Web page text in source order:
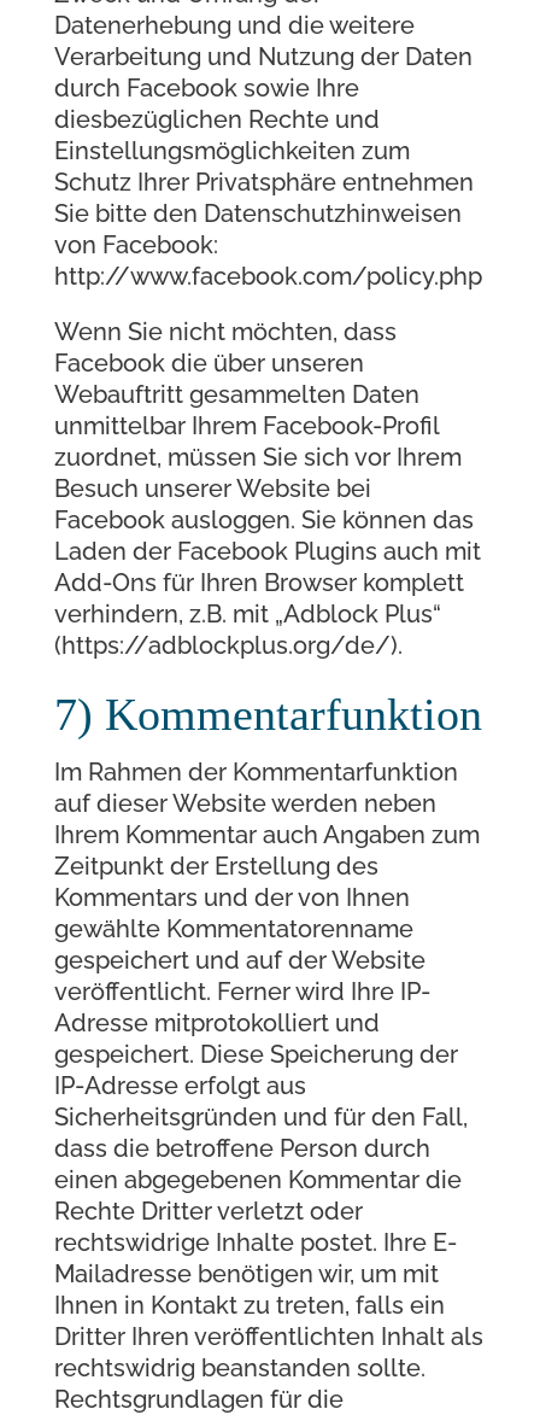
Datenerhebung und die weitere
Verarbeitung und Nutzung der Daten
durch Facebook sowie Ihre
diesbezüglichen Rechte und
Einstellungsmöglichkeiten zum
Schutz Ihrer Privatsphäre entnehmen
Sie bitte den Datenschutzhinweisen
von Facebook:
http://www.facebook.com/policy.php
Wenn Sie nicht möchten, dass
Facebook die über unseren
Webauftritt gesammelten Daten
unmittelbar Ihrem Facebook-Profil
zuordnet, müssen Sie sich vor Ihrem
Besuch unserer Website bei
Facebook ausloggen. Sie können das
Laden der Facebook Plugins auch mit
Add-Ons für Ihren Browser komplett
verhindern, z.B. mit „Adblock Plus“
(https://adblockplus.org/de/).
7) Kommentarfunktion
Im Rahmen der Kommentarfunktion
auf dieser Website werden neben
Ihrem Kommentar auch Angaben zum
Zeitpunkt der Erstellung des
Kommentars und der von Ihnen
gewählte Kommentatorenname
gespeichert und auf der Website
veröffentlicht. Ferner wird Ihre IP-
Adresse mitprotokolliert und
gespeichert. Diese Speicherung der
IP-Adresse erfolgt aus
Sicherheitsgründen und für den Fall,
dass die betroffene Person durch
einen abgegebenen Kommentar die
Rechte Dritter verletzt oder
rechtswidrige Inhalte postet. Ihre E-
Mailadresse benötigen wir, um mit
Ihnen in Kontakt zu treten, falls ein
Dritter Ihren veröffentlichten Inhalt als
rechtswidrig beanstanden sollte.
Rechtsgrundlagen für die